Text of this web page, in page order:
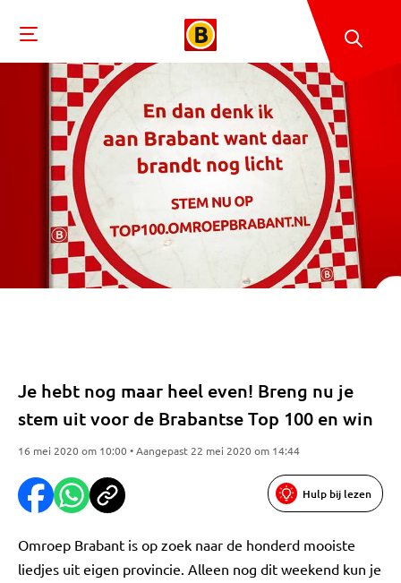
Je hebt nog maar heel even! Breng nu je
stem uit voor de Brabantse Top 100 en win
16 mei 2020 om 10:00 • Aangepast 22 mei 2020 om 14:44
Hulp bij lezen
Omroep Brabant is op zoek naar de honderd mooiste
liedjes uit eigen provincie. Alleen nog dit weekend kun je